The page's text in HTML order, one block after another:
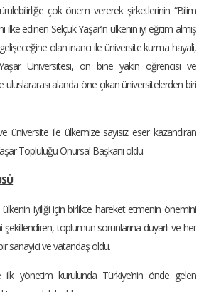
çok önem vererek şirketlerinin “Bilim
ilke edinen Selçuk Yaşar’ın ülkenin iyi eğitim almış
olan inancı ile üniversite kurma hayali,
Üniversitesi, on bine yakın öğrencisi ve
alanda öne çıkan üniversitelerden biri
üniversite ile ülkemize sayısız eser kazandıran
Topluluğu Onursal Başkanı oldu.
iyiliği için birlikte hareket etmenin önemini
şekillendiren, toplumun sorunlarına duyarlı ve her
sanayici ve vatandaş oldu.
ilk yönetim kurulunda Türkiye’nin önde gelen